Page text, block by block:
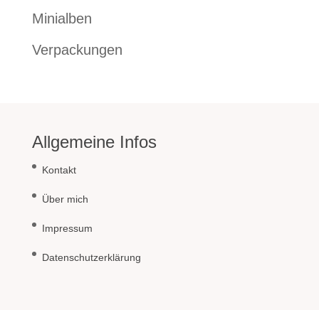
Minialben
Verpackungen
Allgemeine Infos
Kontakt
Über mich
Impressum
Datenschutzerklärung